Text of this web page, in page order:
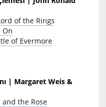
of the Rings
On
of Evermore
| Margaret Weis &
and the Rose